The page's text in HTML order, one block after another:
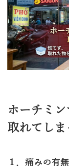
ホーチミ
取れてし
１．痛みの有